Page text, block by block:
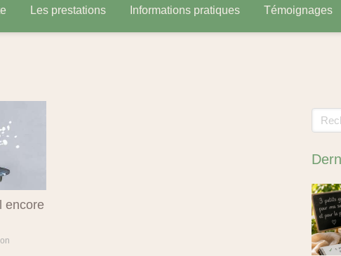
Les prestations Informations pratiques Témoignages
encore